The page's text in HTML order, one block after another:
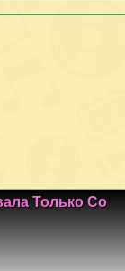
Только Со